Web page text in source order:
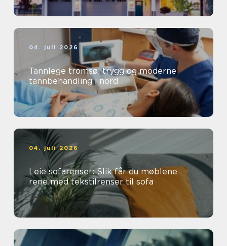
04. juli 2026
Tannlege tromsø: trygg og moderne
tannbehandling i nord
04. juli 2026
Leie sofarenser: Slik får du møblene
rene med tekstilrenser til sofa